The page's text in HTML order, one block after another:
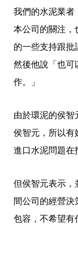
我們的水泥業者
本公司的關注，
的一些支持跟
然後他說「也可
作。」
由於環泥的侯智
侯智元，所以有
進口水泥問題在
但侯智元表示，
間公司的經營
包容，不希望有